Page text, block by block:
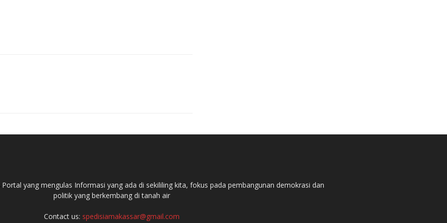
yang mengulas Informasi yang ada di sekililing kita, fokus pada pembangunan demokrasi dan
politik yang berkembang di tanah air
Contact us: spedisiamakassar@gmail.com